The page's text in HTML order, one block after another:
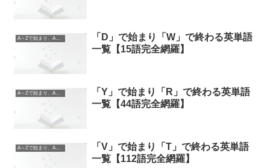
A～Zで始まり、A～Zで終わる英単語
「D」で始まり「W」で終わる英単語
一覧【15語完全網羅】
A～Zで始まり、A～Zで終わる英単語
「Y」で始まり「R」で終わる英単語
一覧【44語完全網羅】
A～Zで始まり、A～Zで終わる英単語
「V」で始まり「T」で終わる英単語
一覧【112語完全網羅】